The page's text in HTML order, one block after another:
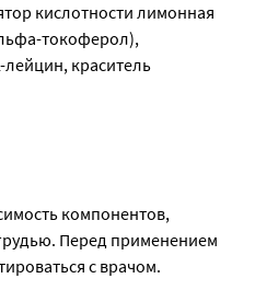
кислотности лимонная
токоферол),
лейцин, краситель
компонентов,
Перед применением
с врачом.